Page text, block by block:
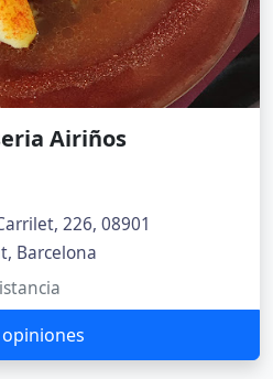
Airiños
226, 08901
Barcelona